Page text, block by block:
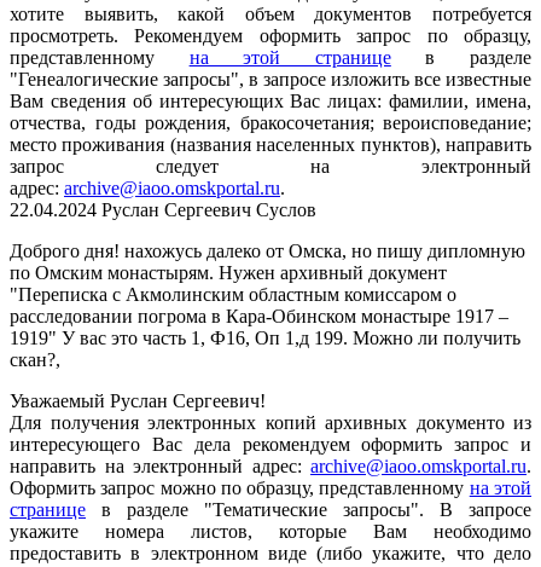
хотите выявить, какой объем документов потребуется
просмотреть. Рекомендуем оформитьзапрос по образцу,
представленному на этой страницев разделе
"Генеалогические запросы", в запросе изложить все известные
Вам сведения об интересующих Вас лицах: фамилии, имена,
отчества, годы рождения, бракосочетания; вероисповедание;
место проживания (названия населенных пунктов), направить
запрос следует на электронный
адрес: archive@iaoo.omskportal.ru.
22.04.2024 Руслан Сергеевич Суслов
Доброго дня! нахожусь далеко от Омска, но пишу дипломную
по Омским монастырям. Нужен архивный документ
"Переписка с Акмолинским областным комиссаром о
расследовании погрома в Кара-Обинском монастыре 1917 –
1919" У вас это часть 1, Ф16, Оп 1,д 199. Можно ли получить
скан?,
Уважаемый Руслан Сергеевич!
Для получения электронных копий архивных документо из
интересующего Вас дела рекомендуем оформить запрос и
направить на электронный адрес: archive@iaoo.omskportal.ru.
Оформитьзапрос можно по образцу, представленному на этой
странице в разделе "Тематические запросы". В запросе
укажите номера листов, которые Вам необходимо
предоставить в электронном виде (либо укажите, что дело